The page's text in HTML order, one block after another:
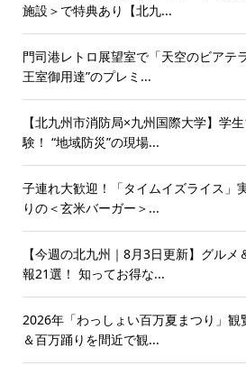
施設＞で特典あり【北九...
門司港レトロ展望室で「天空のビア
王室御用達”のプレミ...
【北九州市消防局×九州国際大学】学
験！ “地域防災”の現場...
子連れ大歓迎！「タイムイズライス
りの＜玄米バーガー＞...
【今週の北九州｜8月3日更新】グル
報21選！ 知ってお得な...
2026年「わっしょい百万夏まつり」
＆百万踊りを間近で観...